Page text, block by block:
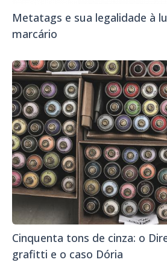
Metatags e sua legalidade à
marcário
Cinquenta tons de cinza: o
grafitti e o caso Dória